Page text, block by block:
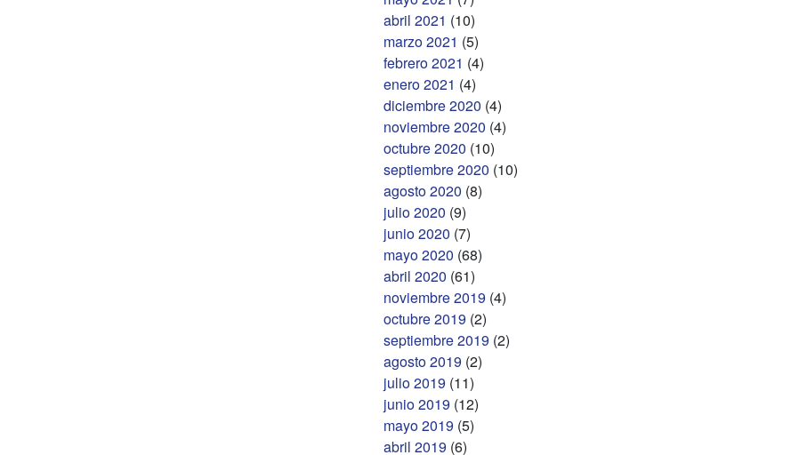
abril 2021 (10)
marzo 2021 (5)
febrero 2021 (4)
enero 2021 (4)
diciembre 2020 (4)
noviembre 2020 (4)
octubre 2020 (10)
septiembre 2020 (10)
agosto 2020 (8)
julio 2020 (9)
junio 2020 (7)
mayo 2020 (68)
abril 2020 (61)
noviembre 2019 (4)
octubre 2019 (2)
septiembre 2019 (2)
agosto 2019 (2)
julio 2019 (11)
junio 2019 (12)
mayo 2019 (5)
abril 2019 (6)